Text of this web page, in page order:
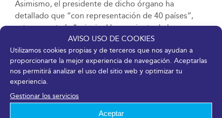
AVISO USO DE COOKIES
Utilizamos cookies propias y de terceros que nos ayudan a
proporcionarte la mejor experiencia de navegación. Aceptarlas
nos permitirá analizar el uso del sitio web y optimizar tu
experiencia.
Gestionar los servicios
Aceptar
Asimismo, el presidente de dicho órgano ha
detallado que “con representación de 40 países”,
estamos ante la “principal herramienta de la
innovación en España”.
Asimismo, el acto inaugural del foro ha contado con
la intervención en vídeo de la presidenta de COTEC,
Fundación para la innovación tecnológica, Cristina
Garmendia, que se ha querido sumar al apoyo de los
principales organismos de I+D+i. Así, Garmendia ha